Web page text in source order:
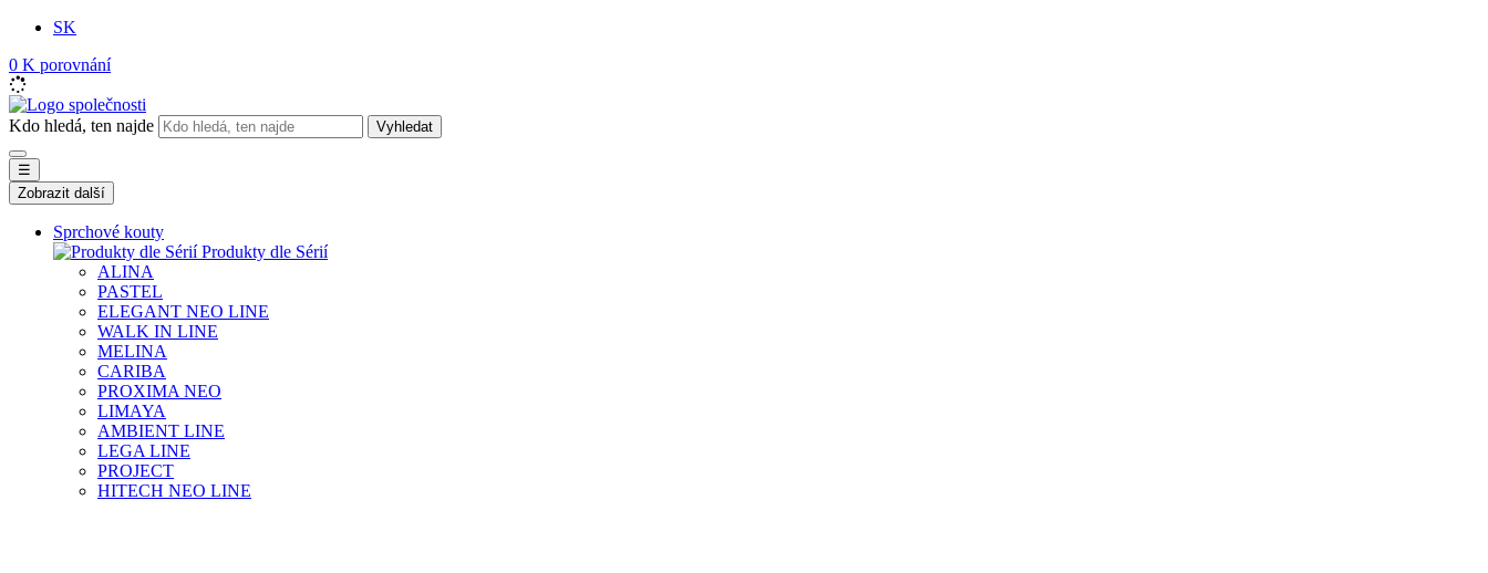
SK
0 K porovnání
Kdo hledá, ten najde Vyhledat
☰
Zobrazit další
Sprchové kouty
Produkty dle Sérií
ALINA
PASTEL
ELEGANT NEO LINE
WALK IN LINE
MELINA
CARIBA
PROXIMA NEO
LIMAYA
AMBIENT LINE
LEGA LINE
PROJECT
HITECH NEO LINE